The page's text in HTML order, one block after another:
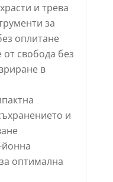
и трева
за
оплитане
от свобода без
в
и
йонна
оптимална